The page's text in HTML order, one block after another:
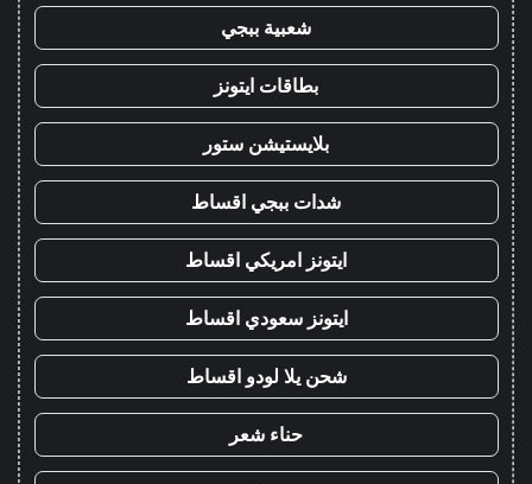
شعبية ببجي
بطاقات ايتونز
بلايستيشن ستور
شدات ببجي اقساط
ايتونز امريكي اقساط
ايتونز سعودي اقساط
شحن يلا لودو اقساط
حناء شعر